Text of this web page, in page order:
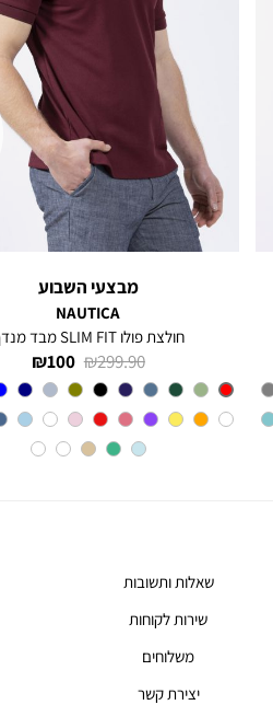
מבצעי השבוע
NAUTICA
חולצת פולו SLIM FIT מבד מנדף
מחיר
מוצר
100 ₪
מחיר
רגיל
299.90 ₪
צבע
Red
שאלות ותשובות
שירות לקוחות
משלוחים
יצירת קשר